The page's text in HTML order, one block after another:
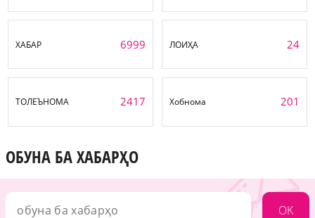
ХАБАР 6999 ЛОИҲА 24
ТОЛЕЪНОМА 2417 Хобнома 201
ОБУНА БА ХАБАРҲО
OK